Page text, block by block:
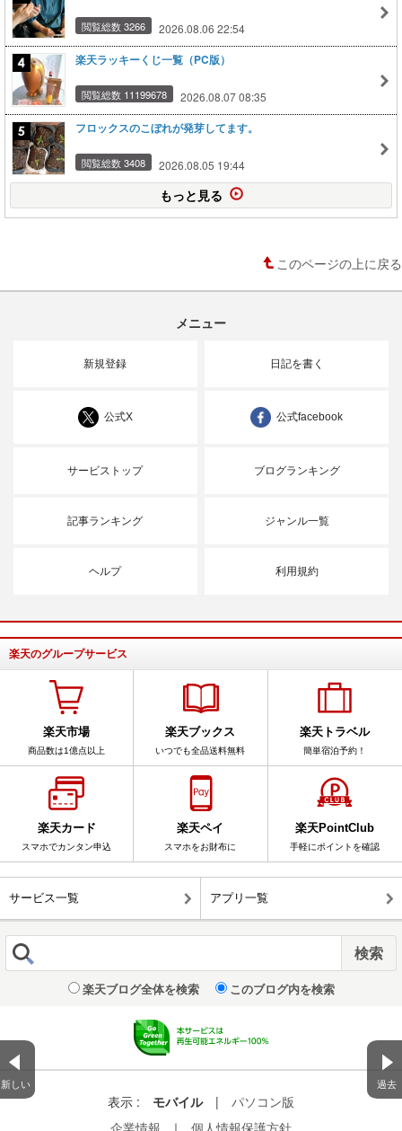
新しい 過去
閲覧総数 3266 2026.08.06 22:54
楽天ラッキーくじ一覧（PC版）
閲覧総数 11199678 2026.08.07 08:35
フロックスのこぼれが発芽してます。
閲覧総数 3408 2026.08.05 19:44
もっと見る
このページの上に戻る
メニュー
新規登録 日記を書く
公式X 公式facebook
サービストップ ブログランキング
記事ランキング ジャンル一覧
ヘルプ 利用規約
楽天のグループサービス
楽天市場
商品数は1億点以上
楽天ブックス
いつでも全品送料無料
楽天トラベル
簡単宿泊予約！
楽天カード
スマホでカンタン申込
楽天ペイ
スマホをお財布に
楽天PointClub
手軽にポイントを確認
サービス一覧 アプリ一覧
楽天ブログ全体を検索 このブログ内を検索
表示 : モバイル |
パソコン版